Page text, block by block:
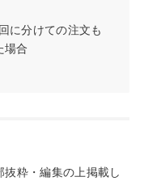
に分けての注文も
場合
粋・編集の上掲載し